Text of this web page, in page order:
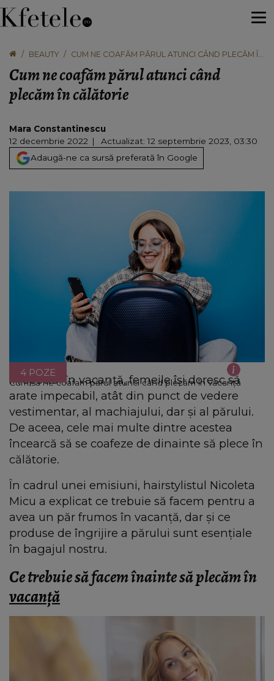
BEAUTY
CUM NE COAFĂM PĂRUL ATUNCI CÂND PLECĂM ÎN
Cum ne coafăm părul atunci când
plecăm în călătorie
Mara Constantinescu
12 decembrie 2022
Actualizat: 12 septembrie 2023, 03:30
Adaugă-ne ca sursă preferată în Google
Cum să ne coafam părul atunci când plecăm în vacanță
4 POZE
În special în vacanță, femeile își doresc să
arate impecabil, atât din punct de vedere
vestimentar, al machiajului, dar și al părului.
De aceea, cele mai multe dintre acestea
încearcă să se coafeze de dinainte să plece în
călătorie.
În cadrul unei emisiuni, hairstylistul Nicoleta
Micu a explicat ce trebuie să facem pentru a
avea un păr frumos în vacanță, dar și ce
produse de îngrijire a părului sunt esențiale
în bagajul nostru.
Ce trebuie să facem înainte să plecăm în
vacanță